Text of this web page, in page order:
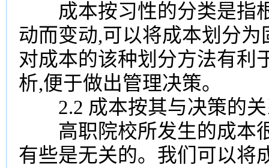
成本按习性的分类是指
动而变动,可以将成本划分
对成本的该种划分方法有
析,便于做出管理决策。
2.2 成本按其与决策的关
高职院校所发生的成本
有些是无关的。我们可以将